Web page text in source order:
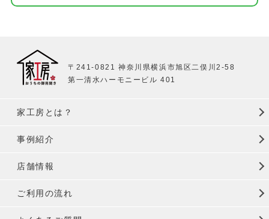
〒241-0821 神奈川県横浜市旭区二俣川2-58
第一清水ハーモニービル 401
家工房とは？
事例紹介
店舗情報
ご利用の流れ